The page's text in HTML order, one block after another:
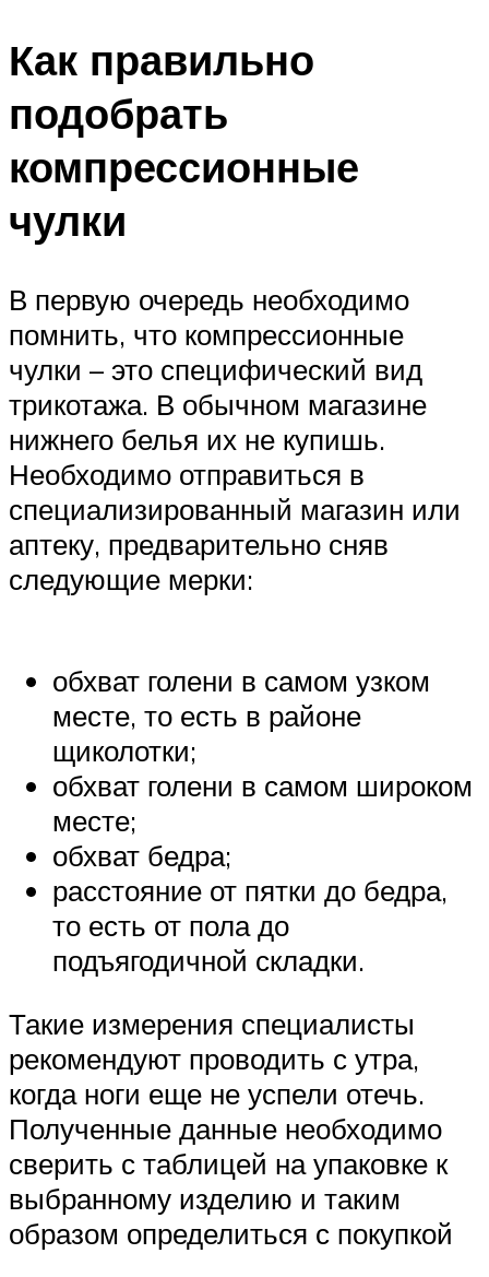
Как правильно
подобрать
компрессионные
чулки
В первую очередь необходимо
помнить, что компрессионные
чулки – это специфический вид
трикотажа. В обычном магазине
нижнего белья их не купишь.
Необходимо отправиться в
специализированный магазин или
аптеку, предварительно сняв
следующие мерки:
обхват голени в самом узком
месте, то есть в районе
щиколотки;
обхват голени в самом широком
месте;
обхват бедра;
расстояние от пятки до бедра,
то есть от пола до
подъягодичной складки.
Такие измерения специалисты
рекомендуют проводить с утра,
когда ноги еще не успели отечь.
Полученные данные необходимо
сверить с таблицей на упаковке к
выбранному изделию и таким
образом определиться с покупкой